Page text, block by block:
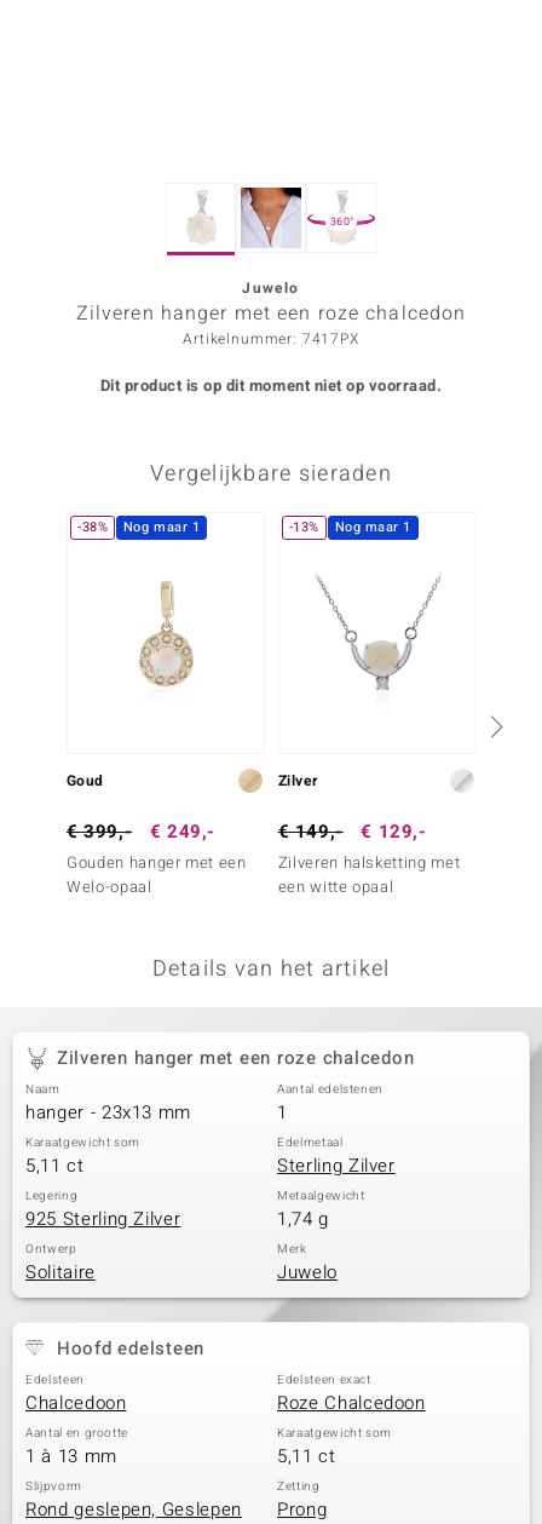
Collection
360°
Juwelo
Zilveren hanger met een roze chalcedon
Artikelnummer: 7417PX
Dit product is op dit moment niet op voorraad.
Vergelijkbare sieraden
-38% Nog maar 1
Goud
€ 399,- € 249,-
Gouden hanger met een
Welo-opaal
-13% Nog maar 1
Zilver
€ 149,- € 129,-
Zilveren halsketting met
een witte opaal
Details van het artikel
Zilveren hanger met een roze chalcedon
Naam
hanger - 23x13 mm
Aantal edelstenen
1
Karaatgewicht som
5,11 ct
Edelmetaal
Sterling Zilver
Legering
925 Sterling Zilver
Metaalgewicht
1,74 g
Ontwerp
Solitaire
Merk
Juwelo
Hoofd edelsteen
Edelsteen
Chalcedoon
Edelsteen exact
Roze Chalcedoon
Aantal en grootte
1 à 13 mm
Karaatgewicht som
5,11 ct
Slijpvorm
Rond geslepen, Geslepen
Zetting
Prong